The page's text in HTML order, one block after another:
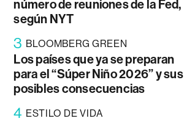
número de reuniones de la Fed,
según NYT
3 BLOOMBERG GREEN
Los países que ya se preparan
para el “Súper Niño 2026” y sus
posibles consecuencias
4 ESTILO DE VIDA